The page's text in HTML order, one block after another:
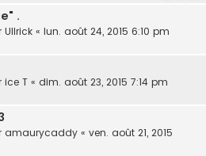
.
Ullrick « lun. août 24, 2015 6:10 pm
ice T « dim. août 23, 2015 7:14 pm
amaurycaddy « ven. août 21, 2015